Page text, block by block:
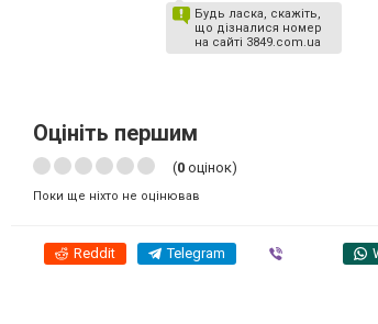
Будь ласка, скажіть,
що дізналися номер
на сайті 3849.com.ua
Оцініть першим
(0 оцінок)
Поки ще ніхто не оцінював
Reddit Telegram